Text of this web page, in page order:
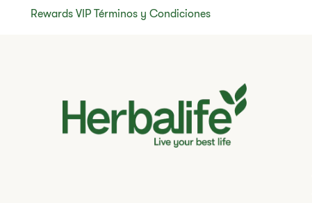
Rewards VIP Términos y Condiciones